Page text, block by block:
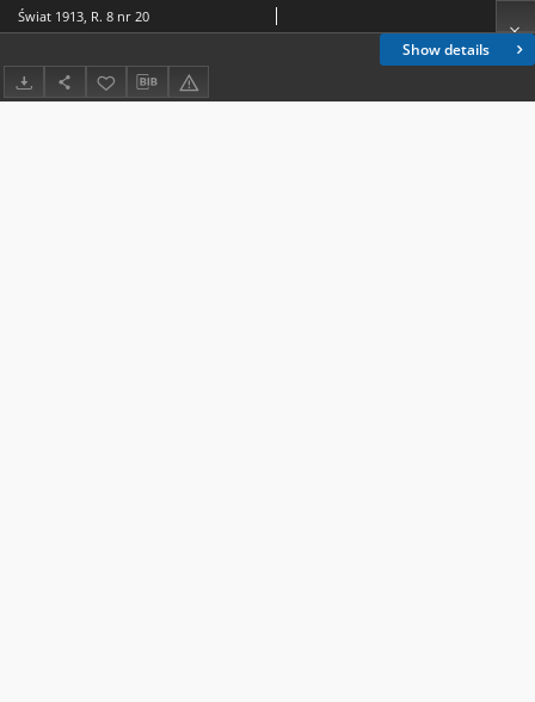
Show details
Świat 1913, R. 8 nr 20